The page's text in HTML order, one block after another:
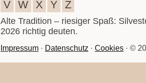
V W X Y Z
Alte Tradition – riesiger Spaß:
2026 richtig deuten.
Impressum · Datenschutz · Cookies · ©